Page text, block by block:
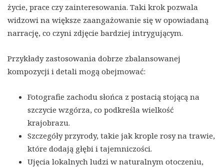
życie, prace czy zainteresowania. Taki krok pozwala
widzowi na większe zaangażowanie się w opowiadaną
narrację, co czyni zdjęcie bardziej intrygującym.
Przykłady zastosowania dobrze zbalansowanej
kompozycji i detali mogą obejmować:
Fotografie zachodu słońca z postacią stojącą na
szczycie wzgórza, co podkreśla wielkość
krajobrazu.
Szczegóły przyrody, takie jak krople rosy na trawie,
które dodają głębi i tajemniczości.
Ujęcia lokalnych ludzi w naturalnym otoczeniu,